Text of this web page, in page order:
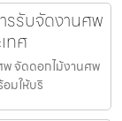
รรับจัดงานศพ
ทศ
พ จัดดอกไม้งานศพ
มให้บริ